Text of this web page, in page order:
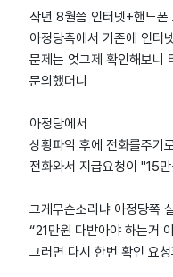
작년 8월쯤 인터넷+핸드폰
아정당측에서 기존에 인터
문제는 엊그제 확인해보니
문의했더니
아정당에서
상황파악 후에 전화를주기
전화와서 지급요청이 "15
그게무슨소리냐 아정당쪽
“21만원 다받아야 하는거
그러면 다시 한번 확인 요